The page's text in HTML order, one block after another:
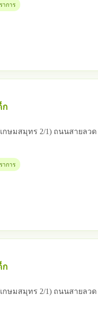
าการ
ก
(เกษมสมุทร 2/1) ถนนสาย
าการ
ก
(เกษมสมุทร 2/1) ถนนสาย